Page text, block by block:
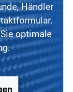
Händler
optimale